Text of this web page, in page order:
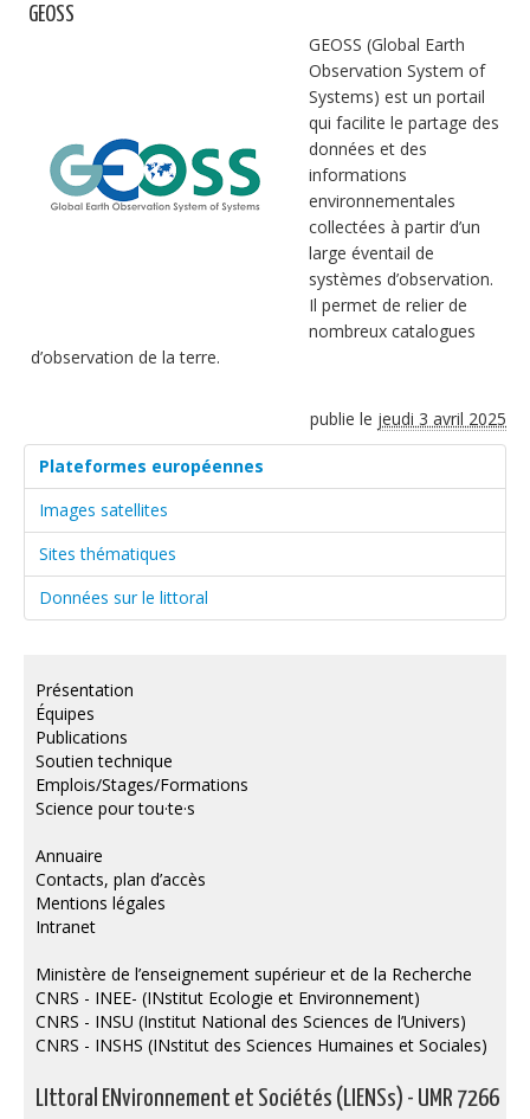
GEOSS
GEOSS (Global Earth
Observation System of
Systems) est un portail
qui facilite le partage des
données et des
informations
environnementales
collectées à partir d’un
large éventail de
systèmes d’observation.
Il permet de relier de
nombreux catalogues
d’observation de la terre.
publie le jeudi 3 avril 2025
Plateformes européennes
Images satellites
Sites thématiques
Données sur le littoral
Présentation
Équipes
Publications
Soutien technique
Emplois/Stages/Formations
Science pour tou·te·s
Annuaire
Contacts, plan d’accès
Mentions légales
Intranet
Ministère de l’enseignement supérieur et de la Recherche
CNRS - INEE- (INstitut Ecologie et Environnement)
CNRS - INSU (Institut National des Sciences de l’Univers)
CNRS - INSHS (INstitut des Sciences Humaines et Sociales)
LIttoral ENvironnement et Sociétés (LIENSs) - UMR 7266